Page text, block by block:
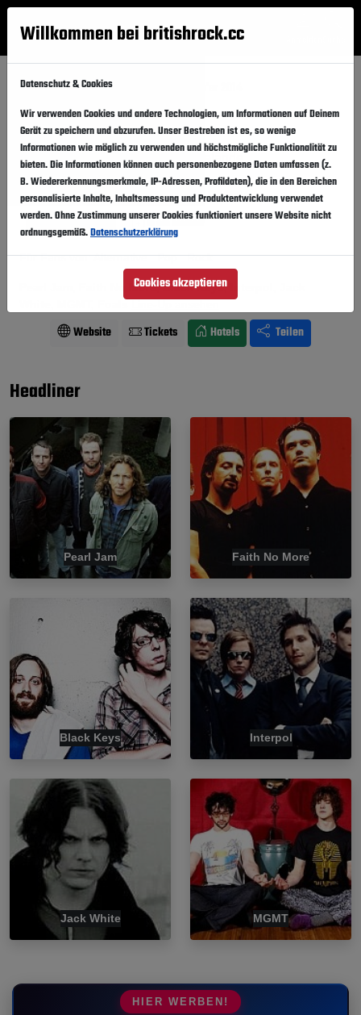
Menü
Startseite Festivals
Open'er 2014 Folgen
Polen, Gdynia, Festivalgelände
Mittwoch,02.07.2014-Samstag,05.07.2014
Vergangener Event
Für Fans von: Alternative . Pop . Rock
Pearl Jam, Faith No More, Black Keys, Interpol, Jack
Website Tickets Hotels Teilen
Headliner
Pearl Jam Faith No More
Black Keys Interpol
Jack White MGMT
HIER WERBEN!
Willkommen bei britishrock.cc
Datenschutz & Cookies
Wir verwenden Cookies und andere Technologien, um Informationen auf Deinem
Gerät zu speichern und abzurufen. Unser Bestreben ist es, so wenige
Informationen wie möglich zu verwenden und höchstmögliche Funktionalität zu
bieten. Die Informationen können auch personenbezogene Daten umfassen (z.
B. Wiedererkennungsmerkmale, IP-Adressen, Profildaten), die in den Bereichen
personalisierte Inhalte, Inhaltsmessung und Produktentwicklung verwendet
werden. Ohne Zustimmung unserer Cookies funktioniert unsere Website nicht
ordnungsgemäß.Datenschutzerklärung
Cookies akzeptieren